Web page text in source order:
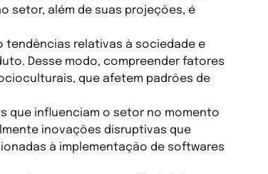
setor, além de suas projeções, é
tendências relativas à sociedade e
Desse modo, compreender fatores
que afetem padrões de
que influenciam o setor no momento
inovações disruptivas que
à implementação de softwares